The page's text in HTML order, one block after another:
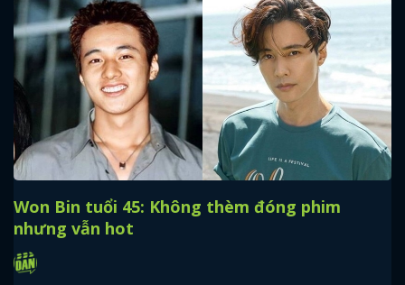
Won Bin tuổi 45: Không thèm đóng phim
nhưng vẫn hot